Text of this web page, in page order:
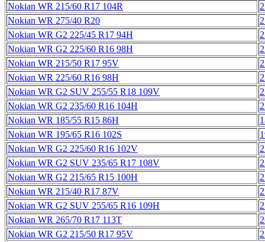
Nokian WR 215/60 R17 104R
Nokian WR 275/40 R20
Nokian WR G2 225/45 R17 94H
Nokian WR G2 225/60 R16 98H
Nokian WR 215/50 R17 95V
Nokian WR 225/60 R16 98H
Nokian WR G2 SUV 255/55 R18 109V
Nokian WR G2 235/60 R16 104H
Nokian WR 185/55 R15 86H
Nokian WR 195/65 R16 102S
Nokian WR G2 225/60 R16 102V
Nokian WR G2 SUV 235/65 R17 108V
Nokian WR G2 215/65 R15 100H
Nokian WR 215/40 R17 87V
Nokian WR G2 SUV 255/65 R16 109H
Nokian WR 265/70 R17 113T
Nokian WR G2 215/50 R17 95V